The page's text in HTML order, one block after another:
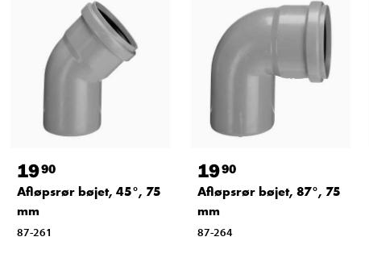
1990
Afløpsrør bøjet, 45°, 75
mm
87-261
1990
Afløpsrør bøjet, 87°, 75
mm
87-264